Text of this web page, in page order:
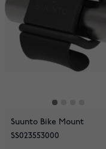
Suunto Bike Mount
SS023553000